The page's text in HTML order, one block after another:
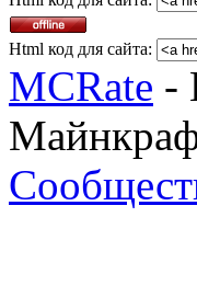
Html код для сайта:
MCRate -